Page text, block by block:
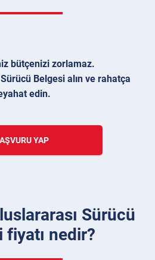
bütçenizi zorlamaz.
Belgesi alın ve rahatça
edin.
YAP
Sürücü
fiyatı nedir?